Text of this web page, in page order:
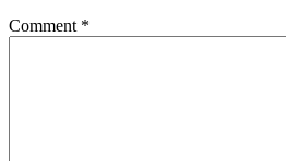
Comment *